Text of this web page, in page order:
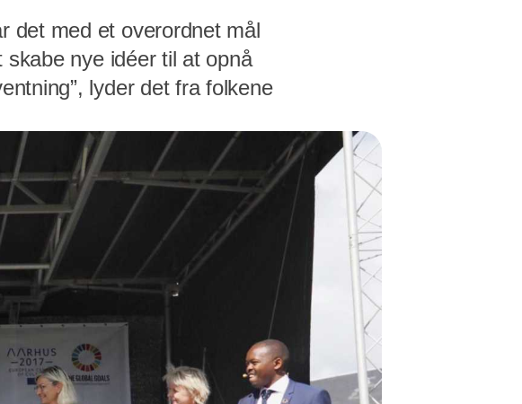
det med et overordnet mål
nye idéer til at opnå
lyder det fra folkene